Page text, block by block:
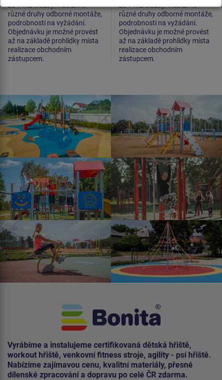
za 1 m2 dlažby. Nabízíme
různé druhy odborné montáže,
podrobnosti na vyžádání.
Objednávku je možné provést
až na základě prohlídky místa
realizace obchodním
zástupcem.
za 1 m2 dlažby. Nabízíme
různé druhy odborné montáže,
podrobnosti na vyžádání.
Objednávku je možné provést
až na základě prohlídky místa
realizace obchodním
zástupcem.
Vyrábíme a instalujeme certifikovaná dětská hřiště,
workout hřiště, venkovní fitness stroje, agility - psí hřiště.
Nabízíme zajímavou cenu, kvalitní materiály, přesné
dílenské zpracování a dopravu po celé ČR zdarma.